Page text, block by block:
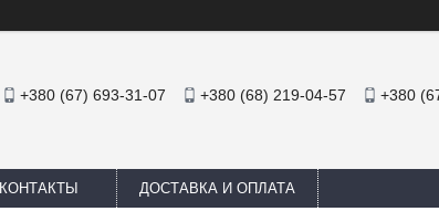
+380 (67) 693-31-07 +380 (68) 219-04-57 +380
КОНТАКТЫ ДОСТАВКА И ОПЛАТА